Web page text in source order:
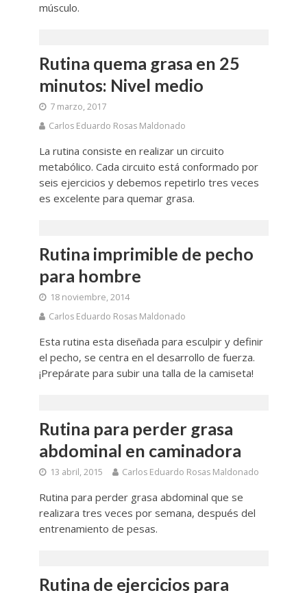
músculo.
Rutina quema grasa en 25
minutos: Nivel medio
7 marzo, 2017
Carlos Eduardo Rosas Maldonado
La rutina consiste en realizar un circuito
metabólico. Cada circuito está conformado por
seis ejercicios y debemos repetirlo tres veces
es excelente para quemar grasa.
Rutina imprimible de pecho
para hombre
18 noviembre, 2014
Carlos Eduardo Rosas Maldonado
Esta rutina esta diseñada para esculpir y definir
el pecho, se centra en el desarrollo de fuerza.
¡Prepárate para subir una talla de la camiseta!
Rutina para perder grasa
abdominal en caminadora
13 abril, 2015 Carlos Eduardo Rosas Maldonado
Rutina para perder grasa abdominal que se
realizara tres veces por semana, después del
entrenamiento de pesas.
Rutina de ejercicios para